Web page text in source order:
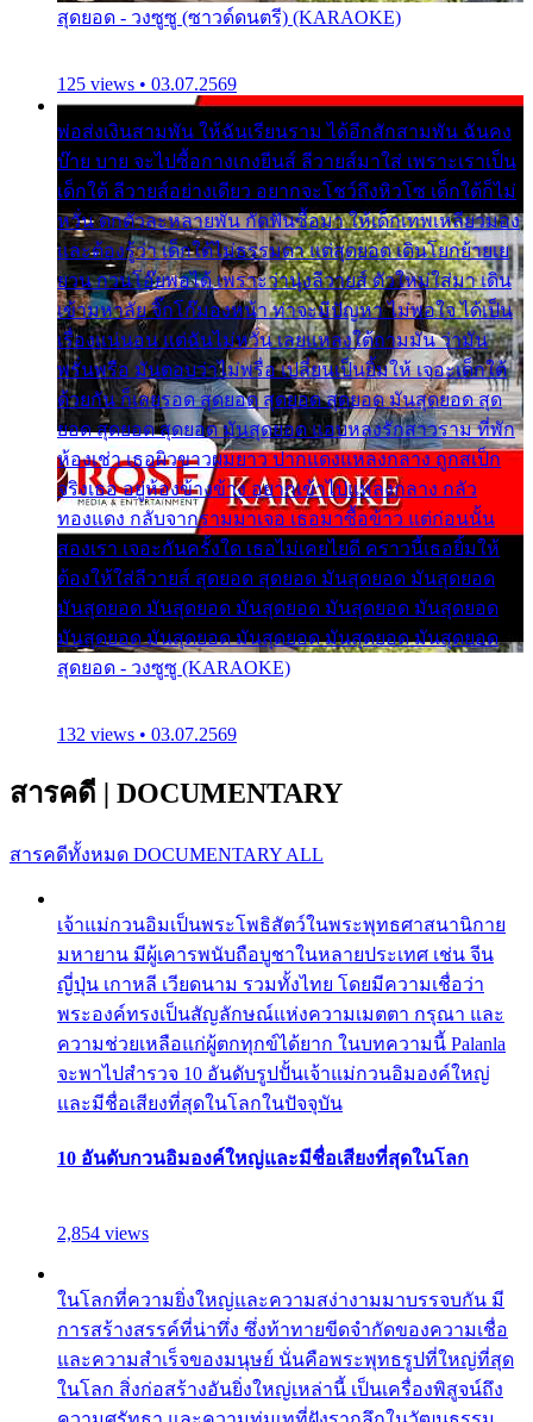
สุดยอด - วงซูซู (ซาวด์ดนตรี) (KARAOKE)
125 views • 03.07.2569
พ่อส่งเงินสามพัน ให้ฉันเรียนราม ได้อีกสักสามพัน ฉันคง
บ๊าย บาย จะไปซื้อกางเกงยีนส์ ลีวายส์มาใส่ เพราะเราเป็น
เด็กใต้ ลีวายส์อย่างเดียว อยากจะโชว์ถึงหิวโซ เด็กใต้ก็ไม่
หวั่น ตกตัวละหลายพัน กัดฟันซื้อมา ให้เด็กเทพเหลียวมอง
และต้องรู้ว่า เด็กใต้ไม่ธรรมดา แต่สุดยอด เดินโยกย้ายเย
ยวน กวนโอ๊ยพอได้ เพราะว่านุ่งลีวายส์ ตัวใหม่ใส่มา เดิน
เข้ามหาลัย จิ๊กโก๊มองหน้า ท่าจะมีปัญหา ไม่พอใจ ได้เป็น
เรื่องแน่นอน แต่ฉันไม่หวั่น เลยแหลงใต้ถามมัน ว่ามัน
พรั่นพรือ มันตอบว่าไม่พรื่อ เปลี่ยนเป็นยิ้มให้ เจอะเด็กใต้
ด้วยกัน ก็เลยรอด สุดยอด สุดยอด สุดยอด มันสุดยอด สุด
ยอด สุดยอด สุดยอด มันสุดยอด แอบหลงรักสาวราม ที่พัก
ห้องเช่า เธอผิวขาวผมยาว ปากแดงแหลงกลาง ถูกสเป็ก
จริงเธอ อยู่ห้องข้างข้าง อยากเข้าไปแหลงกลาง กลัว
ทองแดง กลับจากรามมาเจอ เธอมาซื้อข้าว แต่ก่อนนั้น
สองเรา เจอะกันครั้งใด เธอไม่เคยไยดี คราวนี้เธอยิ้มให้
ต้องให้ใส่ลีวายส์ สุดยอด สุดยอด มันสุดยอด มันสุดยอด
มันสุดยอด มันสุดยอด มันสุดยอด มันสุดยอด มันสุดยอด
มันสุดยอด มันสุดยอด มันสุดยอด มันสุดยอด มันสุดยอด
สุดยอด - วงซูซู (KARAOKE)
132 views • 03.07.2569
สารคดี | DOCUMENTARY
สารคดีทั้งหมด DOCUMENTARY ALL
เจ้าแม่กวนอิมเป็นพระโพธิสัตว์ในพระพุทธศาสนานิกาย
มหายาน มีผู้เคารพนับถือบูชาในหลายประเทศ เช่น จีน
ญี่ปุ่น เกาหลี เวียดนาม รวมทั้งไทย โดยมีความเชื่อว่า
พระองค์ทรงเป็นสัญลักษณ์แห่งความเมตตา กรุณา และ
ความช่วยเหลือแก่ผู้ตกทุกข์ได้ยาก ในบทความนี้ Palanla
จะพาไปสำรวจ 10 อันดับรูปปั้นเจ้าแม่กวนอิมองค์ใหญ่
และมีชื่อเสียงที่สุดในโลกในปัจจุบัน
10 อันดับกวนอิมองค์ใหญ่และมีชื่อเสียงที่สุดในโลก
2,854 views
ในโลกที่ความยิ่งใหญ่และความสง่างามมาบรรจบกัน มี
การสร้างสรรค์ที่น่าทึ่ง ซึ่งท้าทายขีดจำกัดของความเชื่อ
และความสำเร็จของมนุษย์ นั่นคือพระพุทธรูปที่ใหญ่ที่สุด
ในโลก สิ่งก่อสร้างอันยิ่งใหญ่เหล่านี้ เป็นเครื่องพิสูจน์ถึง